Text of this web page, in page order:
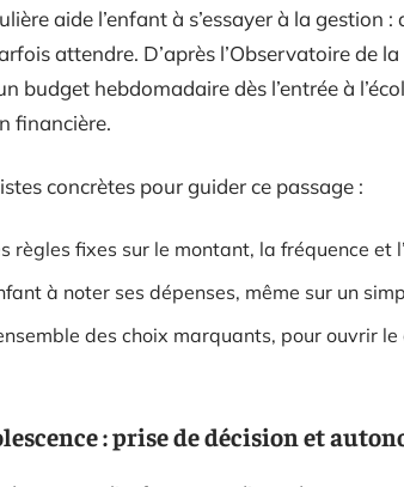
aide l’enfant à s’essayer à la gestion
attendre. D’après l’Observatoire de
budget hebdomadaire dès l’entrée à
financière.
concrètes pour guider ce passage :
règles fixes sur le montant, la fréquence et
à noter ses dépenses, même sur un
des choix marquants, pour ouvrir
: prise de décision et